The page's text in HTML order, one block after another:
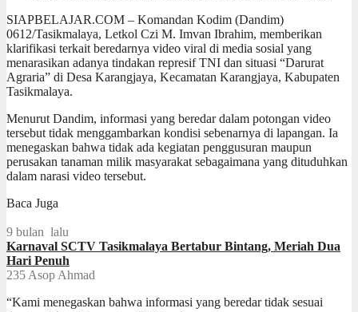
SIAPBELAJAR.COM – Komandan Kodim (Dandim)
0612/Tasikmalaya, Letkol Czi M. Imvan Ibrahim, memberikan
klarifikasi terkait beredarnya video viral di media sosial yang
menarasikan adanya tindakan represif TNI dan situasi “Darurat
Agraria” di Desa Karangjaya, Kecamatan Karangjaya, Kabupaten
Tasikmalaya.
Menurut Dandim, informasi yang beredar dalam potongan video
tersebut tidak menggambarkan kondisi sebenarnya di lapangan. Ia
menegaskan bahwa tidak ada kegiatan penggusuran maupun
perusakan tanaman milik masyarakat sebagaimana yang dituduhkan
dalam narasi video tersebut.
Baca Juga
9 bulan lalu
Karnaval SCTV Tasikmalaya Bertabur Bintang, Meriah Dua
Hari Penuh
235 Asop Ahmad
“Kami menegaskan bahwa informasi yang beredar tidak sesuai